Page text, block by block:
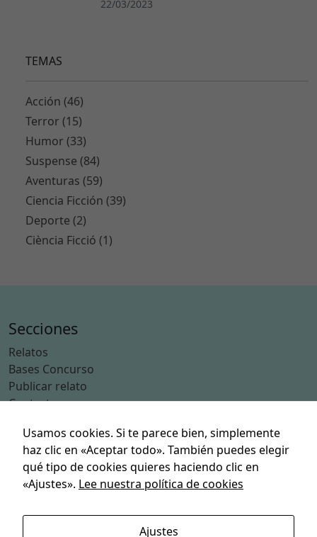
22/03/2023
TEMAS
Acción (46)
Terror (15)
Humor (33)
Suspense (84)
Aventuras (59)
Ciencia Ficción (39)
Deporte (2)
Ciència Ficció (1)
Secciones
Relatos
Bases Concurso
Publicar relato
Contacto
Categorías
Acción
Aventuras
Ciencia Ficción
Deporte
Usamos cookies. Si te parece bien, simplemente
haz clic en «Aceptar todo». También puedes elegir
qué tipo de cookies quieres haciendo clic en
«Ajustes». Lee nuestra política de cookies
Ajustes